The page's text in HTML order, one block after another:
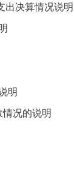
决算情况说明
明
况的说明